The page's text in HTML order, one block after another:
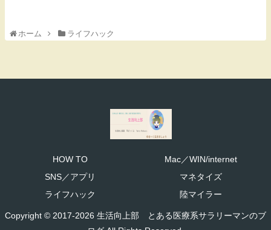
ホーム ライフハック
HOW TO
Mac／WIN/internet
SNS／アプリ
マネタイズ
ライフハック
陸マイラー
Copyright © 2017-2026 生活向上部 とある医療系サラリーマンのブ